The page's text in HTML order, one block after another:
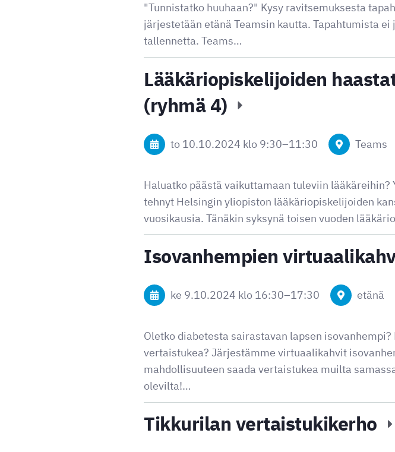
"Tunnistatko huuhaan?" Kysy ravitsemuksesta
järjestetään etänä Teamsin kautta. Tapahtumista ei
tallennetta. Teams…
Lääkäriopiskelijoiden
(ryhmä 4)
to 10.10.2024 klo 9:30–11:30 Teams
Haluatko päästä vaikuttamaan tuleviin lääkäreihin?
tehnyt Helsingin yliopiston lääkäriopiskelijoiden
vuosikausia. Tänäkin syksynä toisen vuoden
Isovanhempien
ke 9.10.2024 klo 16:30–17:30 etänä
Oletko diabetesta sairastavan lapsen
vertaistukea? Järjestämme virtuaalikahvit
mahdollisuuteen saada vertaistukea muilta
olevilta!…
Tikkurilan vertaistukikerho